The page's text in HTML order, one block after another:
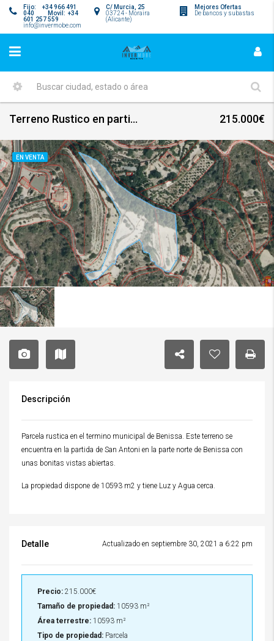
Mejores Ofertas
De bancos y subastas
C/ Murcia, 25
03724 - Moraira
(Alicante)
Fijo: +34 966 491
040 Movil: +34
601 257 559
info@invermobe.com
Terreno Rustico en partida San Antoni Benissa 215.000€
EN VENTA
Descripción
Parcela rustica en el termino municipal de Benissa. Este terreno se
encuentra en la partida de San Antoni en la parte norte de Benissa con
unas bonitas vistas abiertas.
La propiedad dispone de 10593 m2 y tiene Luz y Agua cerca.
Detalle Actualizado en septiembre 30, 2021 a 6:22 pm
Precio: 215.000€
Tamaño de propiedad: 10593 m²
Área terrestre: 10593 m²
Tipo de propiedad: Parcela